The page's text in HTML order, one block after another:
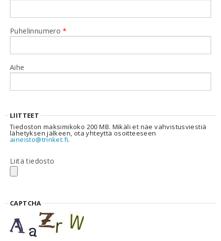
Puhelinnumero*
Aihe
LIITTEET
Tiedoston maksimikoko 200 MB. Mikäli et näe vahvistusviestiä
lähetyksen jälkeen, ota yhteyttä osoitteeseen
aineisto@trinket.fi.
Liitä tiedosto
CAPTCHA